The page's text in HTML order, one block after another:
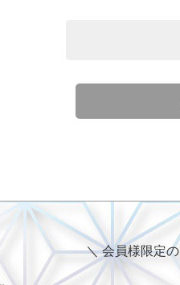
＼ 会員様限定の